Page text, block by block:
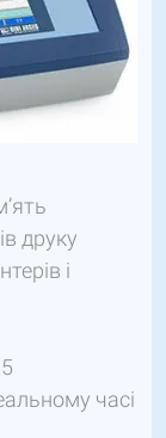
друку
і
часі